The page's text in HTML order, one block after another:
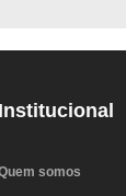
Institucional
somos